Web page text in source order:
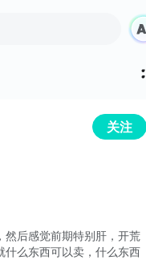
关注
然后感觉前期特别肝，开荒
什么东西可以卖，什么东西